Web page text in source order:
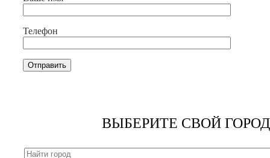
Телефон
ВЫБЕРИТЕ СВОЙ ГОРОД